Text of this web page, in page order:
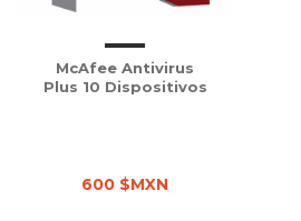
McAfee Antivirus
Plus 10 Dispositivos
600 $MXN